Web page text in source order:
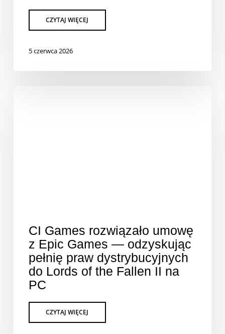
5 czerwca 2026
CI Games rozwiązało umowę
z Epic Games — odzyskując
pełnię praw dystrybucyjnych
do Lords of the Fallen II na
PC